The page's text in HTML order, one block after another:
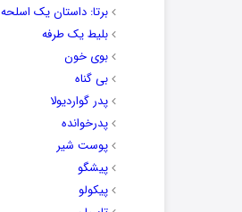
برتا: داستان یک اسلحه
بلیط یک‌‌ طرفه
بوی خون
بی گناه
پدر گواردیولا
پدرخوانده
پوست شیر
پیشگو
پیکولو